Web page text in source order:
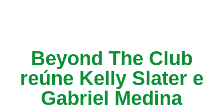
Beyond The Club
reúne Kelly Slater e
Gabriel Medina